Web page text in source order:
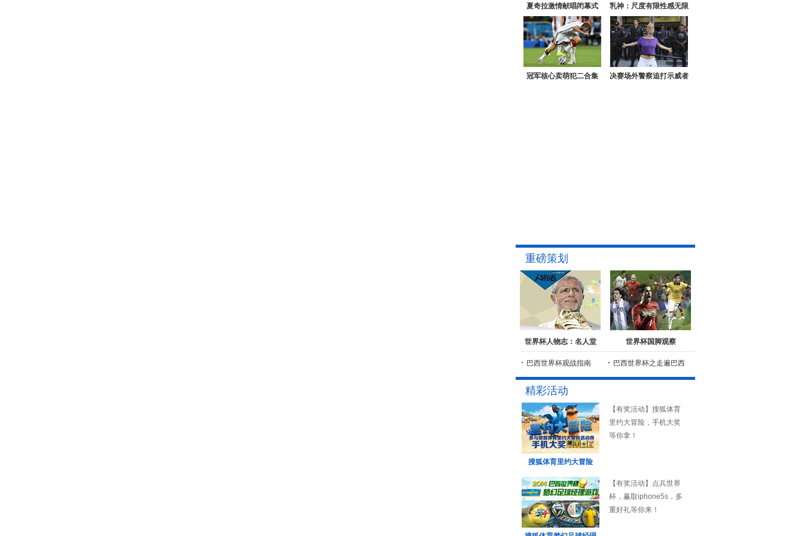
夏奇拉激情献唱闭幕式 乳神：尺度有限性感无限
冠军核心卖萌犯二合集 决赛场外警察追打示威者
重磅策划
世界杯人物志：名人堂 世界杯国脚观察
巴西世界杯观战指南 巴西世界杯之走遍巴西
精彩活动
搜狐体育里约大冒险
【有奖活动】搜狐体育
里约大冒险，手机大奖
等你拿！
【有奖活动】点兵世界
杯，赢取iphone5s，多
重好礼等你来！